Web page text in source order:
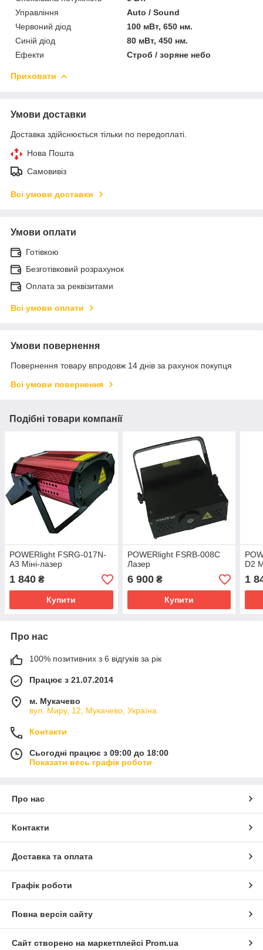
Управління
Auto / Sound
Червоний діод
100 мВт, 650 нм.
Синій діод
80 мВт, 450 нм.
Ефекти
Строб / зоряне небо
Приховати
Умови доставки
Доставка здійснюється тільки по передоплаті.
Нова Пошта
Самовивіз
Всі умови доставки
Умови оплати
Готівкою
Безготівковий розрахунок
Оплата за реквізитами
Всі умови оплати
Умови повернення
Повернення товару впродовж 14 днів за рахунок покупця
Всі умови повернення
Подібні товари компанії
POWERlight FSRG-017N-
A3 Міні-лазер
1 840 ₴
Купити
POWERlight FSRB-008C
Лазер
6 900₴
Купити
D2
1
Про нас
100% позитивних з 6 відгуків за рік
Працює з 21.07.2014
м. Мукачево
вул. Миру, 12, Мукачево, Україна
Контакти
Сьогодні працює з 09:00 до 18:00
Показати весь графік роботи
Про нас
Контакти
Доставка та оплата
Графік роботи
Повна версія сайту
Сайт створено на маркетплейсі Prom.ua